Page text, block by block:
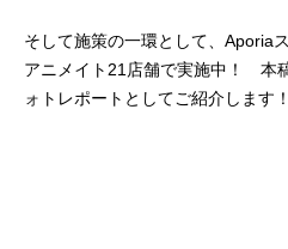
そして施策の一環として、Aporia
アニメイト21店舗で実施中！ 本
ォトレポートとしてご紹介します！